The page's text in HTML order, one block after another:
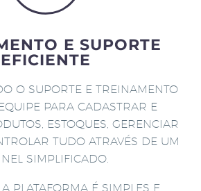
E SUPORTE
EFICIENTE
O SUPORTE E TREINAMENTO
PARA CADASTRAR E
ESTOQUES, GERENCIAR
TUDO ATRAVÉS DE UM
SIMPLIFICADO.
PLATAFORMA É SIMPLES E